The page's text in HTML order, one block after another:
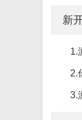
新
1.
2.
3.